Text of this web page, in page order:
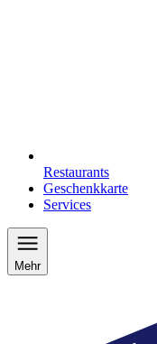
Restaurants
Geschenkkarte
Services
Mehr